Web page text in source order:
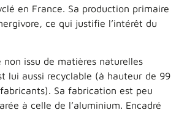
en France. Sa production primaire
ce qui justifie l’intérêt du
non issu de matières naturelles
lui aussi recyclable (à hauteur de 99
Sa fabrication est peu
à celle de l’aluminium. Encadré